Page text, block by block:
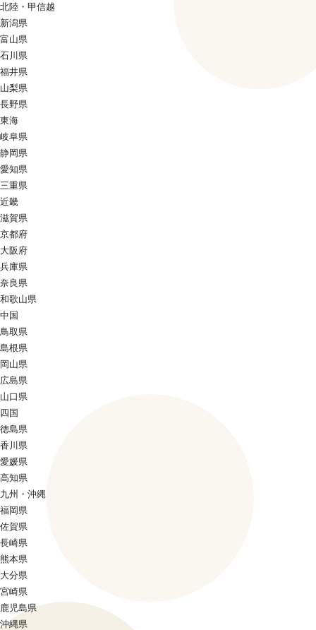
北陸・甲信越
新潟県
富山県
石川県
福井県
山梨県
長野県
東海
岐阜県
静岡県
愛知県
三重県
近畿
滋賀県
京都府
大阪府
兵庫県
奈良県
和歌山県
中国
鳥取県
島根県
岡山県
広島県
山口県
四国
徳島県
香川県
愛媛県
高知県
九州・沖縄
福岡県
佐賀県
長崎県
熊本県
大分県
宮崎県
鹿児島県
沖縄県